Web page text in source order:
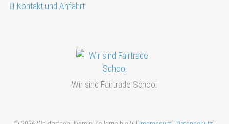
Kontakt und Anfahrt
Wir sind Fairtrade School